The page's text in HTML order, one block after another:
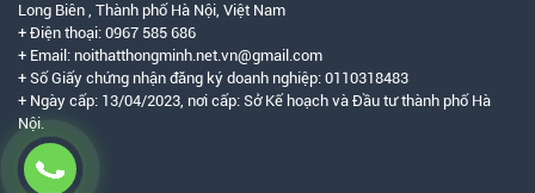
Long Biên , Thành phố Hà Nội, Việt Nam
+ Điện thoại: 0967 585 686
+ Email: noithatthongminh.net.vn@gmail.com
+ Số Giấy chứng nhận đăng ký doanh nghiệp: 0110318483
+ Ngày cấp: 13/04/2023, nơi cấp: Sở Kế hoạch và Đầu tư thành phố Hà
Nội.